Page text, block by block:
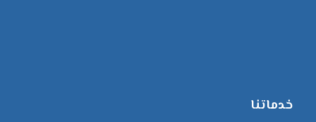
خدماتنا